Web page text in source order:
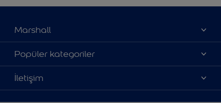
Marshall
Hakkımızda
Yatırımcı İlişkileri
Bilgi Toplum Hizmetleri
Popüler kategoriler
Renklerimiz
Ürünlerimiz
İletişim